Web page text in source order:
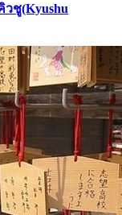
ชู(Kyushu